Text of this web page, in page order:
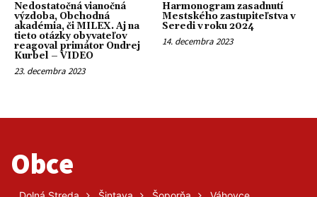
Nedostatočná vianočná
výzdoba, Obchodná
akadémia, či MILEX. Aj na
tieto otázky obyvateľov
reagoval primátor Ondrej
Kurbel – VIDEO
23. decembra 2023
Harmonogram zasadnutí
Mestského zastupiteľstva v
Seredi v roku 2024
14. decembra 2023
Obce